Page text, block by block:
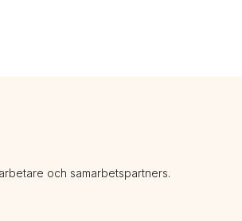
och samarbetspartners.